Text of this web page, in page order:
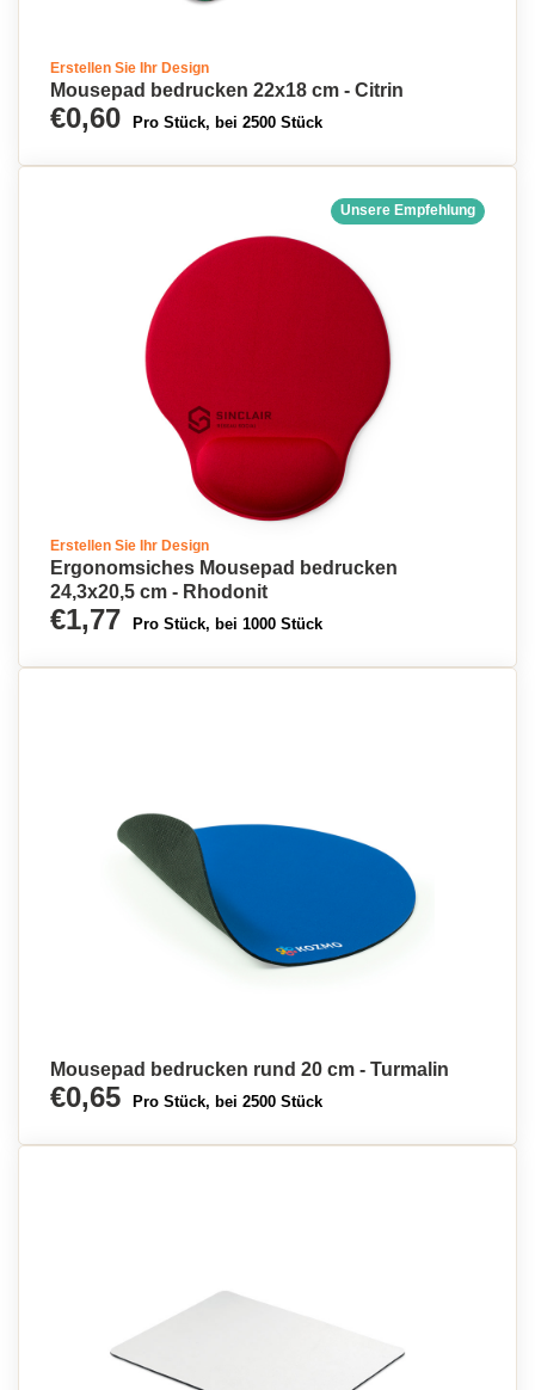
Erstellen Sie Ihr Design
Mousepad bedrucken 22x18 cm - Citrin
€0,60 Pro Stück, bei 2500 Stück
Unsere Empfehlung
Erstellen Sie Ihr Design
Ergonomsiches Mousepad bedrucken
24,3x20,5 cm - Rhodonit
€1,77 Pro Stück, bei 1000 Stück
Mousepad bedrucken rund 20 cm - Turmalin
€0,65 Pro Stück, bei 2500 Stück